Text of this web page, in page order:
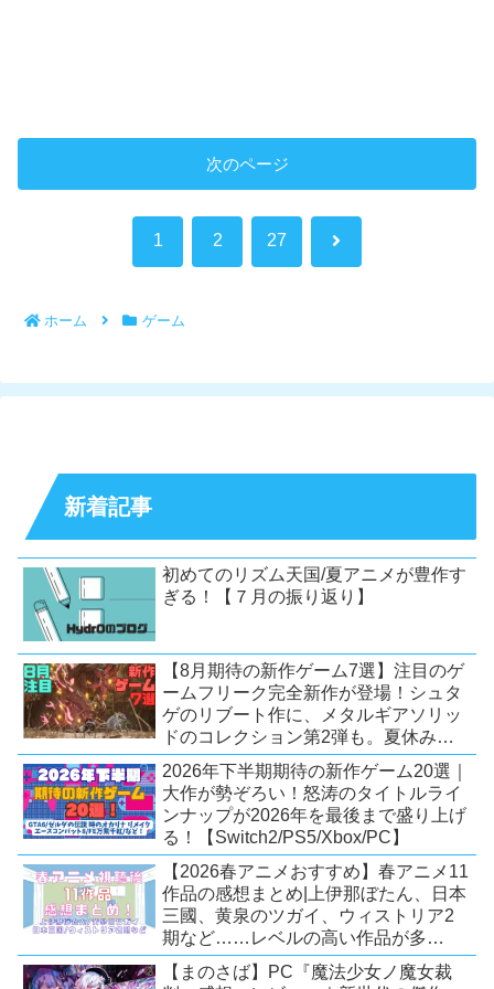
次のページ
1 2 27 次
ホーム ゲーム
新着記事
初めてのリズム天国/夏アニメが豊作す
ぎる！【７月の振り返り】
【8月期待の新作ゲーム7選】注目のゲ
ームフリーク完全新作が登場！シュタ
ゲのリブート作に、メタルギアソリッ
ドのコレクション第2弾も。夏休みを
盛り上げるタイトル大集合！
【Switch2/PS5/PC】
2026年下半期期待の新作ゲーム20選｜
大作が勢ぞろい！怒涛のタイトルライ
ンナップが2026年を最後まで盛り上げ
る！【Switch2/PS5/Xbox/PC】
【2026春アニメおすすめ】春アニメ11
作品の感想まとめ|上伊那ぼたん、日本
三國、黄泉のツガイ、ウィストリア2
期など……レベルの高い作品が多
い！？
【まのさば】PC『魔法少女ノ魔女裁